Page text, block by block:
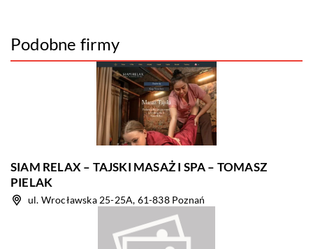
Podobne firmy
SIAM RELAX – TAJSKI MASAŻ I SPA – TOMASZ
PIELAK
ul. Wrocławska 25-25A, 61-838 Poznań